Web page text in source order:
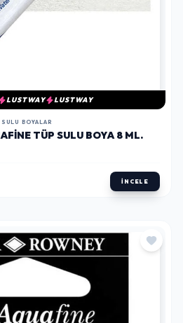
LUSTWAY LUSTWAY
BOYALAR
TÜP SULU BOYA 8 ML.
İNCELE